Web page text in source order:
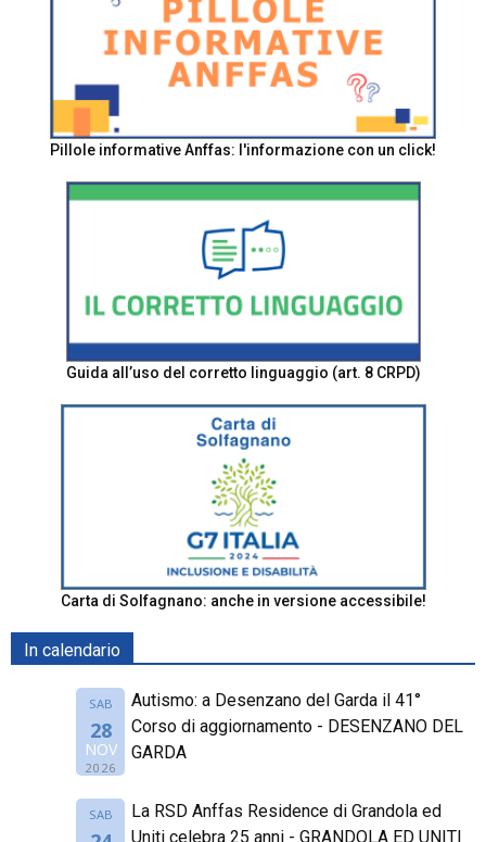
Pillole informative Anffas: l'informazione con un click!
Guida all’uso del corretto linguaggio (art. 8 CRPD)
Carta di Solfagnano: anche in versione accessibile!
In calendario
SAB
28
NOV
2026
Autismo: a Desenzano del Garda il 41°
Corso di aggiornamento - DESENZANO DEL
GARDA
SAB
La RSD Anffas Residence di Grandola ed
Uniti celebra 25 anni - GRANDOLA ED UNITI